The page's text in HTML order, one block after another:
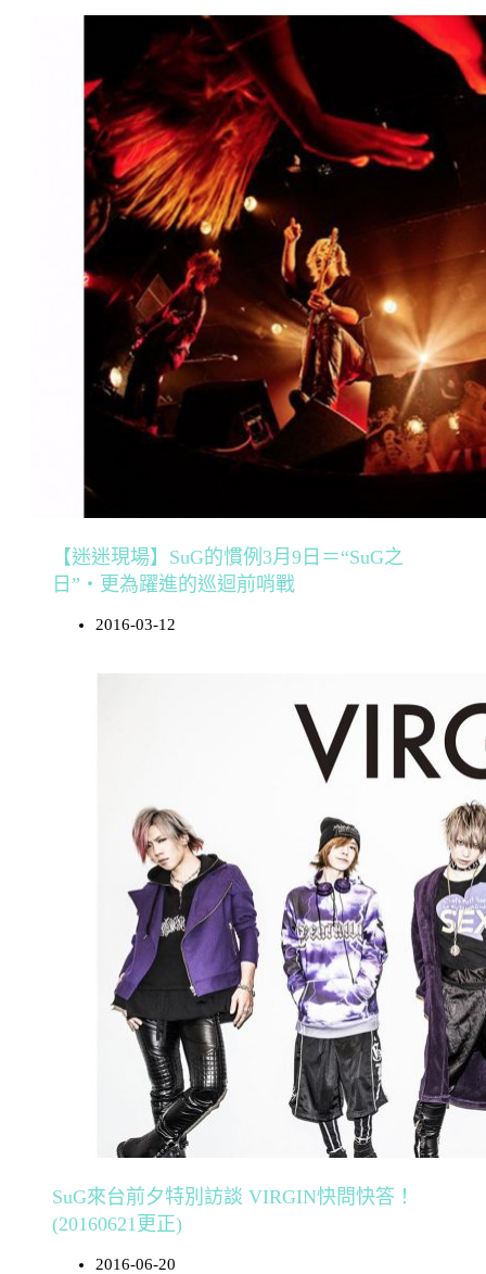
【迷迷現場】SuG的慣例3月9日＝“SuG之
日”‧更為躍進的巡迴前哨戰
2016-03-12
SuG來台前夕特別訪談 VIRGIN快問快答！
(20160621更正)
2016-06-20